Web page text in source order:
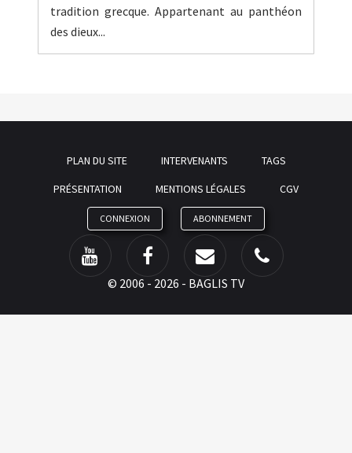
tradition grecque. Appartenant au panthéon
des dieux...
PLAN DU SITE INTERVENANTS
TAGS
PRÉSENTATION
MENTIONS LÉGALES CGV
CONNEXION ABONNEMENT
© 2006 - 2026 - BAGLIS TV